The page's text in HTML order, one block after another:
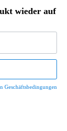
wieder auf
Geschäftsbedingungen